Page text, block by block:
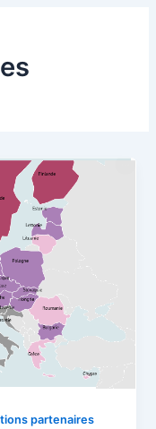
partenaires